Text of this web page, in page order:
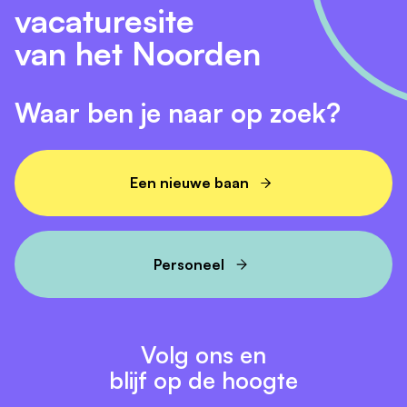
vacaturesite
van het Noorden
Waar ben je naar op zoek?
Een nieuwe baan
Personeel
Volg ons en
blijf op de hoogte